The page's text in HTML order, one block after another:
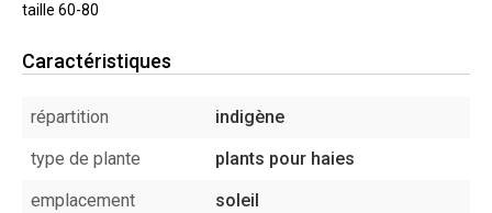
taille 60-80
Caractéristiques
répartition
indigène
type de plante
plants pour haies
emplacement
soleil